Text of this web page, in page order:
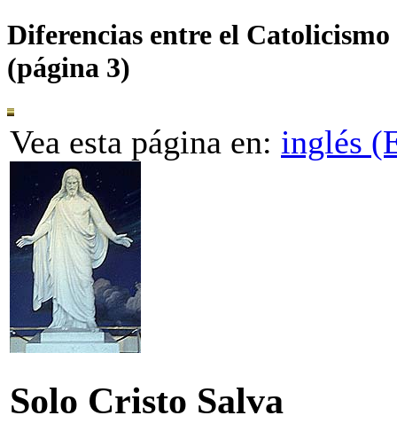
Diferencias entre el
(página 3)
Vea esta página en: inglés
Solo Cristo Salva